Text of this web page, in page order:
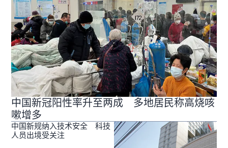
中国新冠阳性率升至两成 多地居民称高烧咳
嗽增多
中国新规纳入技术安全 科技
人员出境受关注